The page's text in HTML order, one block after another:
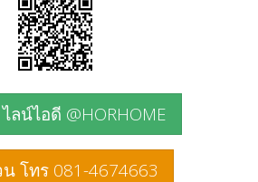
ลน์ไอดี @HORHOME
โทร 081-4674663